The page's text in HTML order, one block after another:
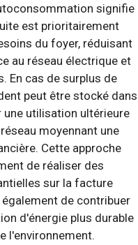
signifie
est prioritairement
du foyer, réduisant
au réseau électrique et
En cas de surplus de
peut être stocké dans
une utilisation ultérieure
moyennant une
Cette approche
de réaliser des
sur la facture
de contribuer
d'énergie plus durable
l'environnement.